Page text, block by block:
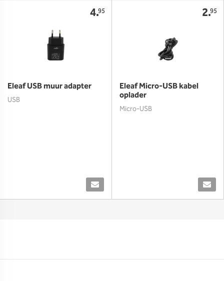
4.95
Eleaf USB muur adapter
USB
2.95
Eleaf Micro-USB kabel
oplader
Micro-USB